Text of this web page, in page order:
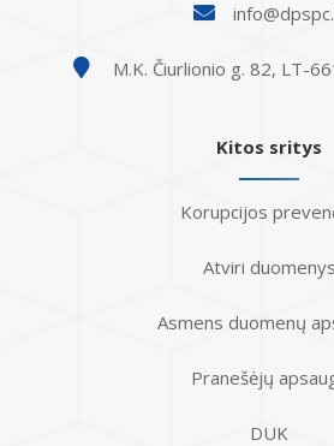
M.K. Čiurlionio g. 82, LT-
Kitos sritys
Korupcijos
Atviri duomenys
Asmens duomenų
Pranešėjų
DUK